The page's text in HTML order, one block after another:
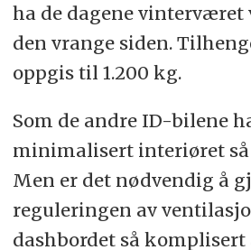
ha de dagene vinterværet
den vrange siden.
oppgis til 1.200 kg.
Som de andre ID-bilene
minimalisert interiøret så
Men er det nødvendig å
reguleringen av
dashbordet så komplisert